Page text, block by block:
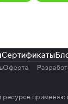
Сертификаты
Оферта